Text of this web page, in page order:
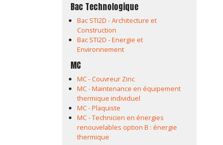
Bac Technologique
Bac STI2D - Architecture et
Construction
Bac STI2D - Energie et
Environnement
MC
MC - Couvreur Zinc
MC - Maintenance en équipement
thermique individuel
MC - Plaquiste
MC - Technicien en énergies
renouvelables option B : énergie
thermique